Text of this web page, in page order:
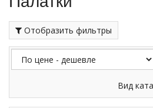
Отобразить фильтры
Вид